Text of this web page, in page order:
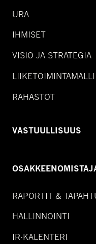
URA
IHMISET
VISIO JA STRATEGIA
LIIKETOIMINTAMALLI
RAHASTOT
VASTUULLISUUS
RAPORTIT &
HALLINNOINTI
IR-KALENTERI